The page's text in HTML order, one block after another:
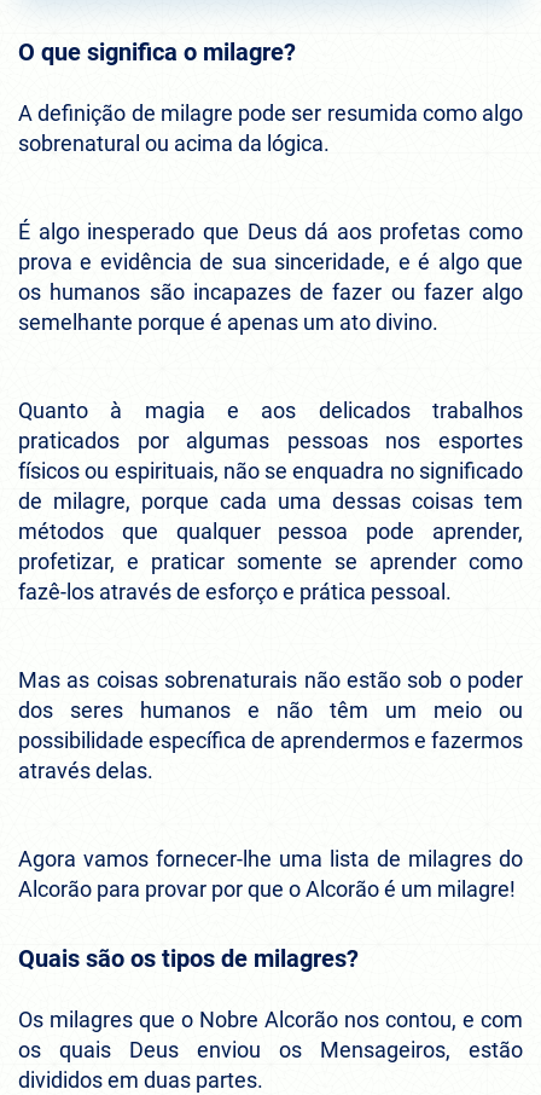
O que significa o milagre?
A definição de milagre pode ser resumida como algo
sobrenatural ou acima da lógica.
É algo inesperado que Deus dá aos profetas como
prova e evidência de sua sinceridade, e é algo que
os humanos são incapazes de fazer ou fazer algo
semelhante porque é apenas um ato divino.
Quanto à magia e aos delicados trabalhos
praticados por algumas pessoas nos esportes
físicos ou espirituais, não se enquadra no significado
de milagre, porque cada uma dessas coisas tem
métodos que qualquer pessoa pode aprender,
profetizar, e praticar somente se aprender como
fazê-los através de esforço e prática pessoal.
Mas as coisas sobrenaturais não estão sob o poder
dos seres humanos e não têm um meio ou
possibilidade específica de aprendermos e fazermos
através delas.
Agora vamos fornecer-lhe uma lista de milagres do
Alcorão para provar por que o Alcorão é um milagre!
Quais são os tipos de milagres?
Os milagres que o Nobre Alcorão nos contou, e com
os quais Deus enviou os Mensageiros, estão
divididos em duas partes.